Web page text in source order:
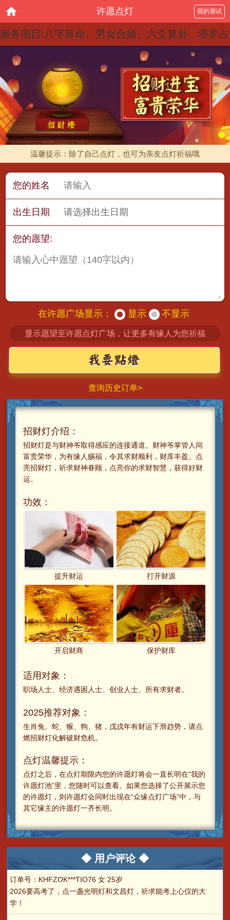
许愿点灯 我的测试
服务项目:八字算命、男女合婚、六爻算卦、塔罗占
卜、紫微斗数、宝宝起名、祈福点灯、今日黄历、
大师在线
温馨提示：除了自己点灯，也可为亲友点灯祈福哦
您的姓名
出生日期
您的愿望:
在许愿广场显示： 显示 不显示
显示愿望至许愿点灯广场，让更多有缘人为您祈福
查询历史订单>
招财灯介绍：
招财灯是与财神爷取得感应的连接通道。财神爷掌管人间
富贵荣华，为有缘人赐福，令其求财顺利，财库丰盈。点
亮招财灯，祈求财神眷顾，点亮你的求财智慧，获得好财
运。
功效：
提升财运 打开财源
开启财商 保护财库
适用对象：
职场人士、经济遇困人士、创业人士、所有求财者。
2025推荐对象：
生肖兔、蛇、猴、狗、猪，戊戌年有财运下滑趋势，请点
燃招财灯化解破财危机。
点灯温馨提示：
点灯之后，在点灯期限内您的许愿灯将会一直长明在“我的
许愿灯池”里，您随时可以查看。如果您选择了公开展示您
的许愿灯，则许愿灯会同时出现在“众缘点灯广场”中，与
其它缘主的许愿灯一齐长明。
◆ 用户评论 ◆
订单号：KHFZOK***TIO76 女 25岁
2026要高考了，点一盏光明灯和文昌灯，祈求能考上心仪的大
学！